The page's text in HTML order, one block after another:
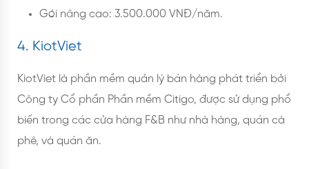
Gói nâng cao: 3.500.000 VNĐ/năm.
4. KiotViet
KiotViet là phần mềm quản lý bán hàng phát triển bởi
Công ty Cổ phần Phần mềm Citigo, được sử dụng phổ
biến trong các cửa hàng F&B như nhà hàng, quán cà
phê, và quán ăn.